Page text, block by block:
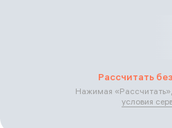
Рассчитать
Нажимая «Рассчитать
условия